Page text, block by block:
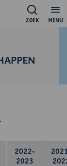
MENU
ZOEK
2022-
2023